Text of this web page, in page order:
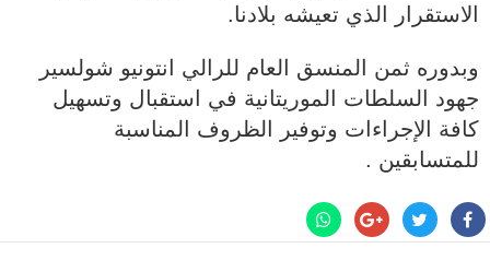
الاستقرار الذي تعيشه بلادنا.
وبدوره ثمن المنسق العام للرالي انتونيو شولسير
جهود السلطات الموريتانية في استقبال وتسهيل
كافة الإجراءات وتوفير الظروف المناسبة
للمتسابقين .